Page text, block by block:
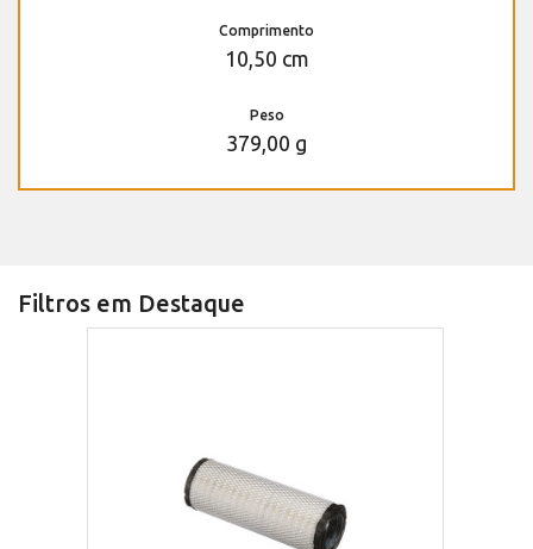
Comprimento
10,50 cm
Peso
379,00 g
Filtros em Destaque